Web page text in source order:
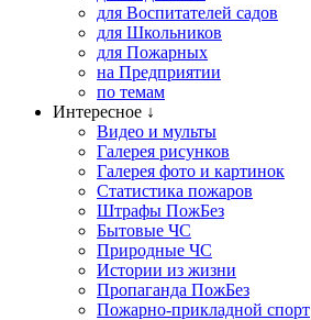
для Воспитателей садов
для Школьников
для Пожарных
на Предприятии
по темам
Интересное ↓
Видео и мульты
Галерея рисунков
Галерея фото и картинок
Статистика пожаров
Штрафы ПожБез
Бытовые ЧС
Природные ЧС
Истории из жизни
Пропаганда ПожБез
Пожарно-прикладной спорт